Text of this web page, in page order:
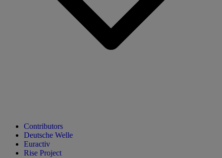
Contributors
Deutsche Welle
Euractiv
Rise Project